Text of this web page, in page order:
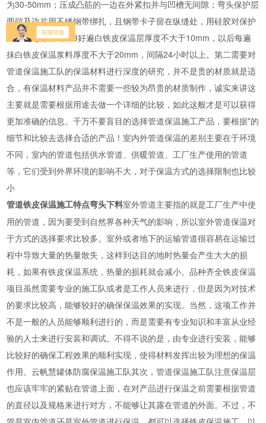
为30-50mm；压成凸筋的一边在外紧扣并与凹槽无间隙；弯头保护层
两端及边片用不锈钢带绑扎，且钢带卡子留在纵缝处，用硅胶对保护
层接缝进行密封。3好遍白铁皮保温层厚度不大于10mm，以后每遍
抹白铁皮保温浆料厚度不大于20mm，间隔24小时以上。第二需要对
管道保温施工队的保温材料进行深度的研究，并不是贵的材质就是适
合，有保温材料产品并不需要一些较为昂贵的材质制作，诚实来讲这
主要就是需要根据用途去做一个详细的比较，如此这般才是可以获得
更加准确的信息。千万不要盲目的选择管道保温施工产品，要根据*的
细节和比较去选择合适的产品！室内外管道保温的差别主要在于环境
不同，室内的管道包括供水管道、供暖管道、工厂生产使用的管道
等，它们受到外界环境的影响不大，对于保温方式的选择限制也比较
小
管道铁皮保温施工特点弯头下料室外管道主要指的就是工厂生产中使
用的管道，因为要受到自然界各种天气的影响，所以室外管道保温对
于方式的选择要求比较多。室外或者地下的运输管道很容易在运输过
程中导致大量的热量散失，这样到达目的地时热量会产生大大的损
耗，如果有铁皮保温系统，热量的损耗就会减小。品种齐全铁皮保温
项目虽然需要专业的施工队或者是工作人员来进行，但是因为对技术
的要求比较高，能够较好的确保保温效果的实现。当然，这项工作并
不是一般的人员能够顺利进行的，而是需要有专业知识和丰富从业经
验的人士来进行安装和调试。不得不说的是，由专业进行安装，能够
比较好的确保工程效果的顺利实现，使得材料发挥出较为理想的保温
作用。云帆慧罐体防腐保温施工队其次，管道保温施工队注意保温层
也应该牢牢的紧贴在管道上面，在对产品进行保温之前需要根据管道
的直径以及规格来进行对方，不能够让其露在管道的外面。不过，不